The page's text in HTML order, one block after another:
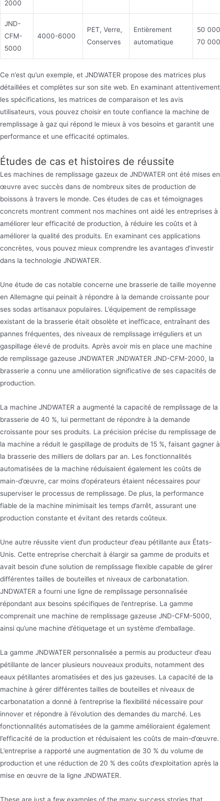
2000
JND-
CFM-
5000
4000-6000
PET, Verre,
Conserves
Entièrement
automatique
50
70
Ce n’est qu’un exemple, et JNDWATER propose des matrices plus
détaillées et complètes sur son site web. En examinant attentivement
les spécifications, les matrices de comparaison et les avis
utilisateurs, vous pouvez choisir en toute confiance la machine de
remplissage à gaz qui répond le mieux à vos besoins et garantit une
performance et une efficacité optimales.
Études de cas et histoires de réussite
Les machines de remplissage gazeux de JNDWATER ont été mises en
œuvre avec succès dans de nombreux sites de production de
boissons à travers le monde. Ces études de cas et témoignages
concrets montrent comment nos machines ont aidé les entreprises à
améliorer leur efficacité de production, à réduire les coûts et à
améliorer la qualité des produits. En examinant ces applications
concrètes, vous pouvez mieux comprendre les avantages d’investir
dans la technologie JNDWATER.
Une étude de cas notable concerne une brasserie de taille moyenne
en Allemagne qui peinait à répondre à la demande croissante pour
ses sodas artisanaux populaires. L’équipement de remplissage
existant de la brasserie était obsolète et inefficace, entraînant des
pannes fréquentes, des niveaux de remplissage irréguliers et un
gaspillage élevé de produits. Après avoir mis en place une machine
de remplissage gazeuse JNDWATER JNDWATER JND-CFM-2000, la
brasserie a connu une amélioration significative de ses capacités de
production.
La machine JNDWATER a augmenté la capacité de remplissage de la
brasserie de 40 %, lui permettant de répondre à la demande
croissante pour ses produits. La précision précise du remplissage de
la machine a réduit le gaspillage de produits de 15 %, faisant gagner à
la brasserie des milliers de dollars par an. Les fonctionnalités
automatisées de la machine réduisaient également les coûts de
main-d’œuvre, car moins d’opérateurs étaient nécessaires pour
superviser le processus de remplissage. De plus, la performance
fiable de la machine minimisait les temps d’arrêt, assurant une
production constante et évitant des retards coûteux.
Une autre réussite vient d’un producteur d’eau pétillante aux États-
Unis. Cette entreprise cherchait à élargir sa gamme de produits et
avait besoin d’une solution de remplissage flexible capable de gérer
différentes tailles de bouteilles et niveaux de carbonatation.
JNDWATER a fourni une ligne de remplissage personnalisée
répondant aux besoins spécifiques de l’entreprise. La gamme
comprenait une machine de remplissage gazeuse JND-CFM-5000,
ainsi qu’une machine d’étiquetage et un système d’emballage.
La gamme JNDWATER personnalisée a permis au producteur d’eau
pétillante de lancer plusieurs nouveaux produits, notamment des
eaux pétillantes aromatisées et des jus gazeuses. La capacité de la
machine à gérer différentes tailles de bouteilles et niveaux de
carbonatation a donné à l’entreprise la flexibilité nécessaire pour
innover et répondre à l’évolution des demandes du marché. Les
fonctionnalités automatisées de la gamme amélioraient également
l’efficacité de la production et réduisaient les coûts de main-d’œuvre.
L’entreprise a rapporté une augmentation de 30 % du volume de
production et une réduction de 20 % des coûts d’exploitation après la
mise en œuvre de la ligne JNDWATER.
These are just a few examples of the many success stories that